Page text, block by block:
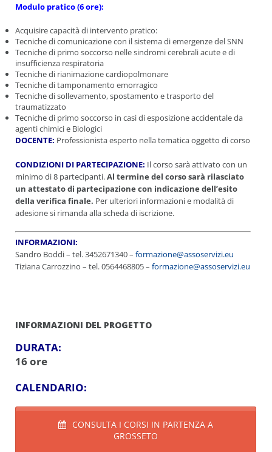
Modulo pratico (6 ore):
Acquisire capacità di intervento pratico:
Tecniche di comunicazione con il sistema di emergenze del SNN
Tecniche di primo soccorso nelle sindromi cerebrali acute e di
insufficienza respiratoria
Tecniche di rianimazione cardiopolmonare
Tecniche di tamponamento emorragico
Tecniche di sollevamento, spostamento e trasporto del
traumatizzato
Tecniche di primo soccorso in casi di esposizione accidentale da
agenti chimici e Biologici
DOCENTE: Professionista esperto nella tematica oggetto di corso
CONDIZIONI DI PARTECIPAZIONE: Il corso sarà attivato con un
minimo di 8 partecipanti.Al termine del corso sarà rilasciato
un attestato di partecipazione con indicazione dell’esito
della verifica finale. Per ulteriori informazioni e modalità di
adesione si rimanda alla scheda di iscrizione.
INFORMAZIONI:
Sandro Boddi – tel. 3452671340 –formazione@assoservizi.eu
Tiziana Carrozzino – tel. 0564468805 –formazione@assoservizi.eu
INFORMAZIONI DEL PROGETTO
DURATA:
16 ore
CALENDARIO:
CONSULTA I CORSI IN PARTENZA A
GROSSETO